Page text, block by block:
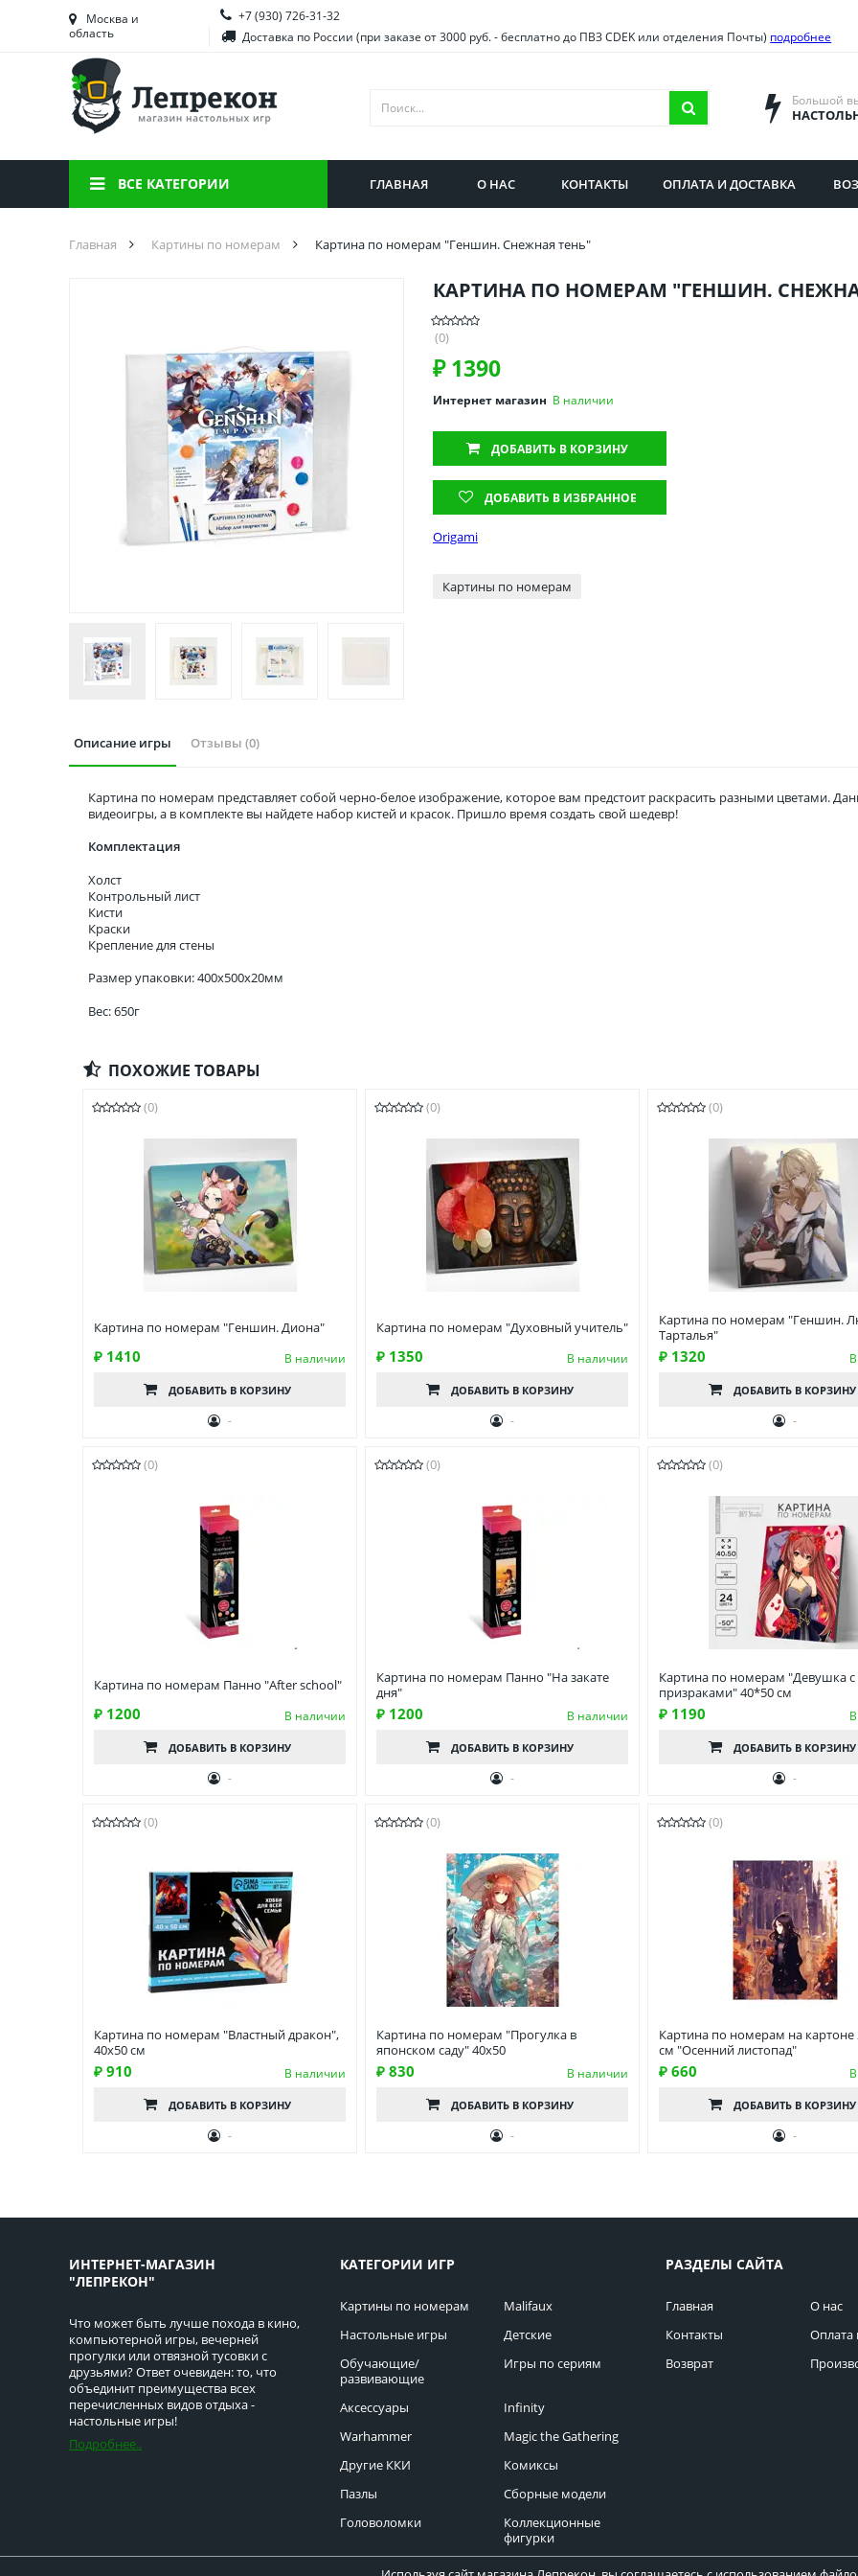
Башкортостан
Брянская область
Вологодская область
Воронежская область
Иркутская область
Саратовская область
Москва и
область
+7 (930) 726-31-32
Доставка по России (при заказе от 3000 руб. - бесплатно до ПВЗ CDEK или отделения Почты) подробнее
Большой
ВСЕ КАТЕГОРИИ ГЛАВНАЯ О НАС КОНТАКТЫ ОПЛАТА И ДОСТАВКА
Главная Картины по номерам Картина по номерам "Геншин. Снежная тень"
КАРТИНА ПО НОМЕРАМ "ГЕНШИН.
(0)
₽ 1390
Интернет магазин В наличии
ДОБАВИТЬ В КОРЗИНУ
ДОБАВИТЬ В ИЗБРАННОЕ
Origami
Картины по номерам
Описание игры Отзывы (0)
Картина по номерам представляет собой черно-белое изображение, которое вам предстоит раскрасить разными цветами.
видеоигры, а в комплекте вы найдете набор кистей и красок. Пришло время создать свой шедевр!
Комплектация
Холст
Контрольный лист
Кисти
Краски
Крепление для стены
Размер упаковки: 400x500x20мм
Вес: 650г
ПОХОЖИЕ ТОВАРЫ
(0)
Картина по номерам "Геншин. Диона"
₽ 1410 В наличии
ДОБАВИТЬ В КОРЗИНУ
-
(0)
Картина по номерам "Духовный учитель"
₽ 1350 В наличии
ДОБАВИТЬ В КОРЗИНУ
-
(0)
Картина по номерам "Геншин.
Тарталья"
₽ 1320
ДОБАВИТЬ В КОРЗИНУ
-
(0)
Картина по номерам Панно "After school"
₽ 1200 В наличии
ДОБАВИТЬ В КОРЗИНУ
-
(0)
Картина по номерам Панно "На закате
дня"
₽ 1200 В наличии
ДОБАВИТЬ В КОРЗИНУ
-
(0)
Картина по номерам "Девушка с
призраками" 40*50 см
₽ 1190
ДОБАВИТЬ В КОРЗИНУ
-
(0)
Картина по номерам "Властный дракон",
40х50 см
₽ 910 В наличии
ДОБАВИТЬ В КОРЗИНУ
-
(0)
Картина по номерам "Прогулка в
японском саду" 40х50
₽ 830 В наличии
ДОБАВИТЬ В КОРЗИНУ
-
(0)
Картина по номерам на картоне
см "Осенний листопад"
₽ 660
ДОБАВИТЬ В КОРЗИНУ
-
ИНТЕРНЕТ-МАГАЗИН
"ЛЕПРЕКОН"
Что может быть лучше похода в кино,
компьютерной игры, вечерней
прогулки или отвязной тусовки с
друзьями? Ответ очевиден: то, что
объединит преимущества всех
перечисленных видов отдыха -
настольные игры!
Подробнее..
КАТЕГОРИИ ИГР
Картины по номерам
Malifaux
Настольные игры
Детские
Обучающие/
развивающие
Игры по сериям
Аксессуары
Infinity
Warhammer
Magic the Gathering
Другие ККИ
Комиксы
Пазлы
Сборные модели
Головоломки
Коллекционные
фигурки
РАЗДЕЛЫ САЙТА
Главная
О нас
Контакты
Оплата
Возврат